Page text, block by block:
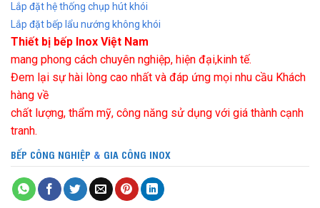
Lắp đặt hệ thống chụp hút khói
Lắp đặt bếp lẩu nướng không khói
Thiết bị bếp Inox Việt Nam
mang phong cách chuyên nghiệp, hiện đại,kinh tế.
Đem lại sự hài lòng cao nhất và đáp ứng mọi nhu cầu Khách
hàng về
chất lượng, thẩm mỹ, công năng sử dụng với giá thành cạnh
tranh.
BẾP CÔNG NGHIỆP & GIA CÔNG INOX